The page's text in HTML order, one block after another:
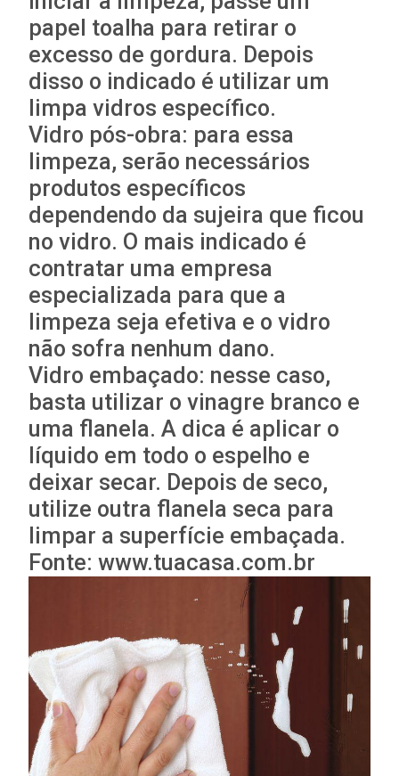
papel toalha para retirar o
excesso de gordura. Depois
disso o indicado é utilizar um
limpa vidros específico.
Vidro pós-obra: para essa
limpeza, serão necessários
produtos específicos
dependendo da sujeira que ficou
no vidro. O mais indicado é
contratar uma empresa
especializada para que a
limpeza seja efetiva e o vidro
não sofra nenhum dano.
Vidro embaçado: nesse caso,
basta utilizar o vinagre branco e
uma flanela. A dica é aplicar o
líquido em todo o espelho e
deixar secar. Depois de seco,
utilize outra flanela seca para
limpar a superfície embaçada.
Fonte: www.tuacasa.com.br